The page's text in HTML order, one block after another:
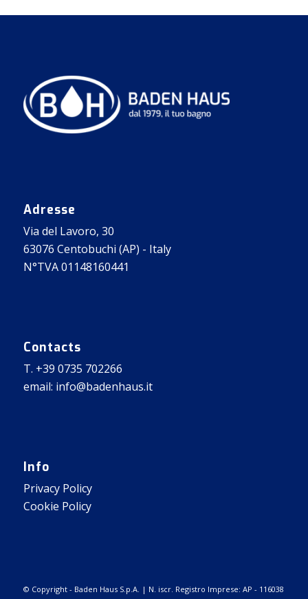
Adresse
Via del Lavoro, 30
63076 Centobuchi (AP) - Italy
N°TVA 01148160441
Contacts
T. +39 0735 702266
email: info@badenhaus.it
Info
Privacy Policy
Cookie Policy
© Copyright - Baden Haus S.p.A. | N. iscr. Registro Imprese: AP - 116038